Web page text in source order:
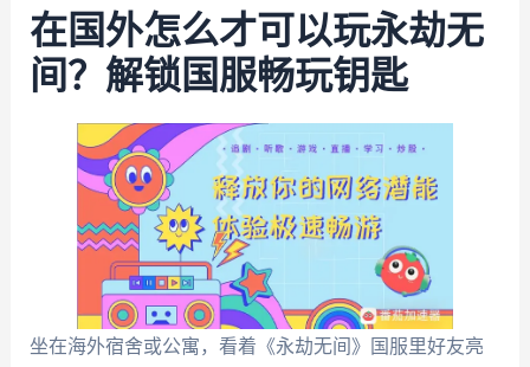
在国外怎么才可以玩永劫无
间？解锁国服畅玩钥匙
坐在海外宿舍或公寓，看着《永劫无间》国服里好友亮